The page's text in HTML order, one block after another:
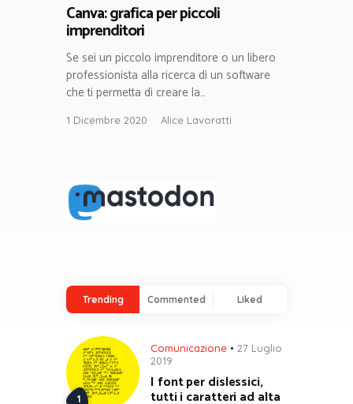
Canva: grafica per piccoli
imprenditori
Se sei un piccolo imprenditore o un libero
professionista alla ricerca di un software
che ti permetta di creare la…
1 Dicembre 2020 Alice Lavoratti
Trending Commented Liked
Comunicazione
27 Luglio
2019
I font per dislessici,
tutti i caratteri ad alta